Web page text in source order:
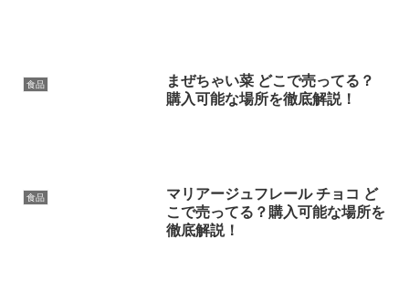
食品
まぜちゃい菜 どこで売ってる？
購入可能な場所を徹底解説！
食品
マリアージュフレール チョコ ど
こで売ってる？購入可能な場所を
徹底解説！